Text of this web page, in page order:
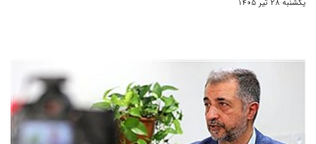
یکشنبه 28 تیر 1405